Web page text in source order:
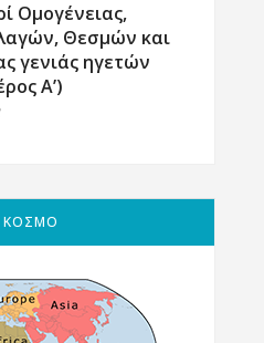
Ομογένειας,
Θεσμών και
γενιάς ηγετών
Α’)
ΚΟΣΜΟ